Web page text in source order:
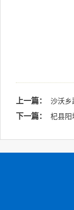
上一篇： 沙沃乡
下一篇： 杞县阳